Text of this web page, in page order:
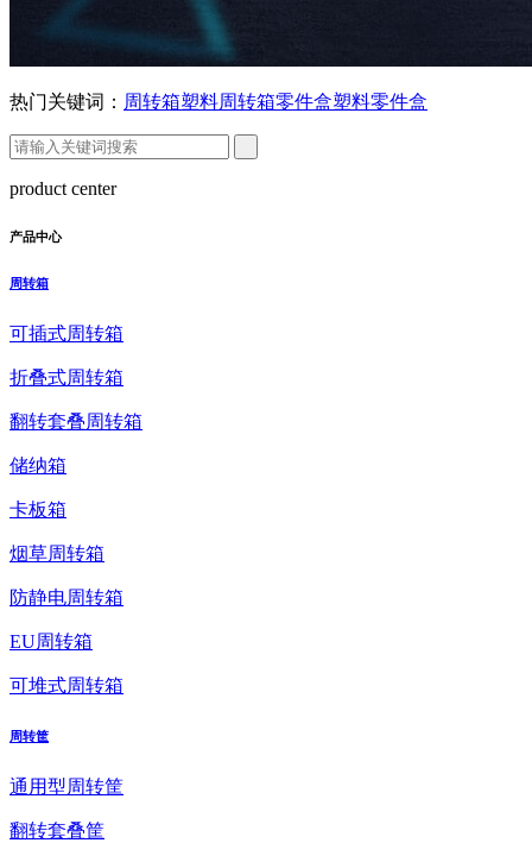
热门关键词： 周转箱塑料周转箱零件盒塑料零件盒
product center
产品中心
周转箱
可插式周转箱
折叠式周转箱
翻转套叠周转箱
储纳箱
卡板箱
烟草周转箱
防静电周转箱
EU周转箱
可堆式周转箱
周转筐
通用型周转筐
翻转套叠筐